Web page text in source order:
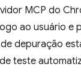
MCP do
ao usuário
depuração
teste